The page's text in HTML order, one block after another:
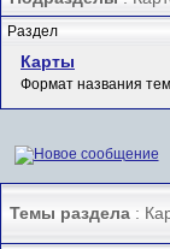
Раздел
Карты
Формат названия
Темы раздела :